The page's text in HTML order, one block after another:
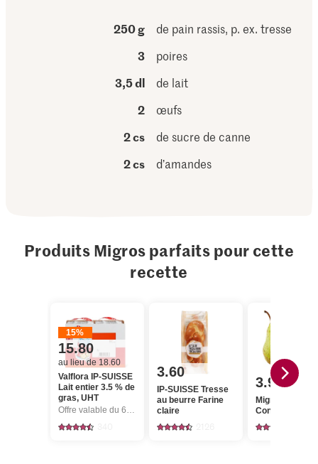
250 g
de pain rassis, p. ex. tresse
3
poires
3,5 dl
de lait
2
œufs
2 cs
de sucre de canne
2 cs
d’amandes
Produits Migros parfaits pour cette
recette
15%
15.80
au lieu de 18.60
Valflora IP-SUISSE
Lait entier 3.5 % de
gras, UHT
Offre valable du 6.8 au 12.8.2026, jusqu’à épuisement du stock.
3.60
IP-SUISSE Tresse
au beurre Farine
claire
3.95
Migros Poires
Conférence